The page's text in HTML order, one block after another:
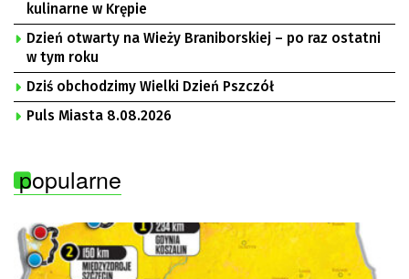
kulinarne w Krępie
Dzień otwarty na Wieży Braniborskiej – po raz ostatni
w tym roku
Dziś obchodzimy Wielki Dzień Pszczół
Puls Miasta 8.08.2026
popularne